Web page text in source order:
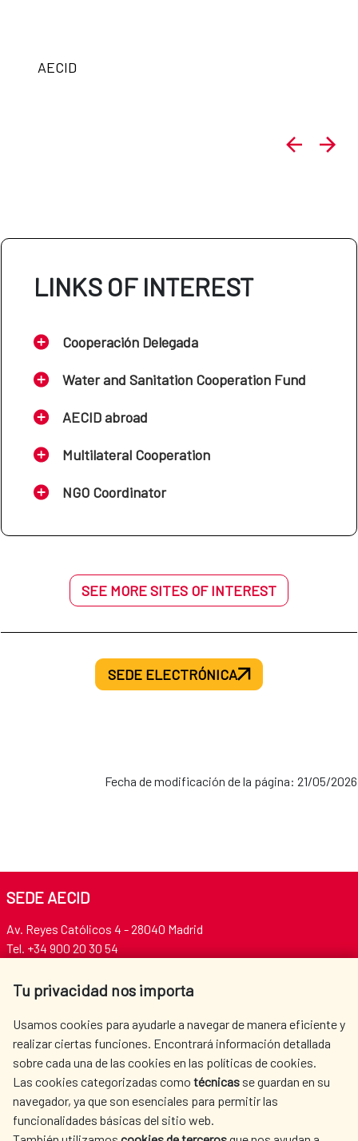
AECID
LINKS OF INTEREST
Cooperación Delegada
Water and Sanitation Cooperation Fund
AECID abroad
Multilateral Cooperation
NGO Coordinator
SEE MORE SITES OF INTEREST
SEDE ELECTRÓNICA
Fecha de modificación de la página: 21/05/2026
Tu privacidad nos importa
Usamos cookies para ayudarle a navegar de manera eficiente y
realizar ciertas funciones. Encontrará información detallada
sobre cada una de las cookies en las políticas de cookies.
Las cookies categorizadas como técnicas se guardan en su
navegador, ya que son esenciales para permitir las
funcionalidades básicas del sitio web.
SEDE AECID
Av. Reyes Católicos 4 - 28040 Madrid
Tel. +34 900 20 30 54​​​​​​​
AECID
WHERE DO WE COOPERATE?
SPANISH HUMANITARIAN
ACTION
PRESS ROOM
CULTURE AND SCIENCE LIBRARY